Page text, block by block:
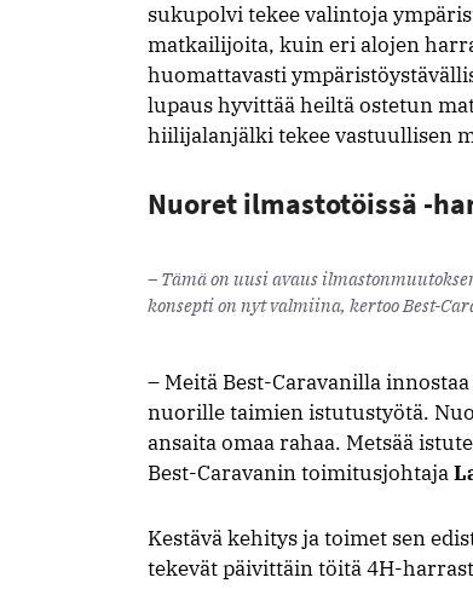
sukupolvi tekee valintoja
matkailijoita, kuin eri alojen
huomattavasti
lupaus hyvittää heiltä ostetun
hiilijalanjälki tekee vastuullisen
Nuoret ilmastotöissä -
– Tämä on uusi avaus
konsepti on nyt valmiina, kertoo Best-
– Meitä Best-Caravanilla
nuorille taimien istutustyötä.
ansaita omaa rahaa. Metsää
Best-Caravanin toimitusjohtaja
Kestävä kehitys ja toimet sen
tekevät päivittäin töitä 4H-